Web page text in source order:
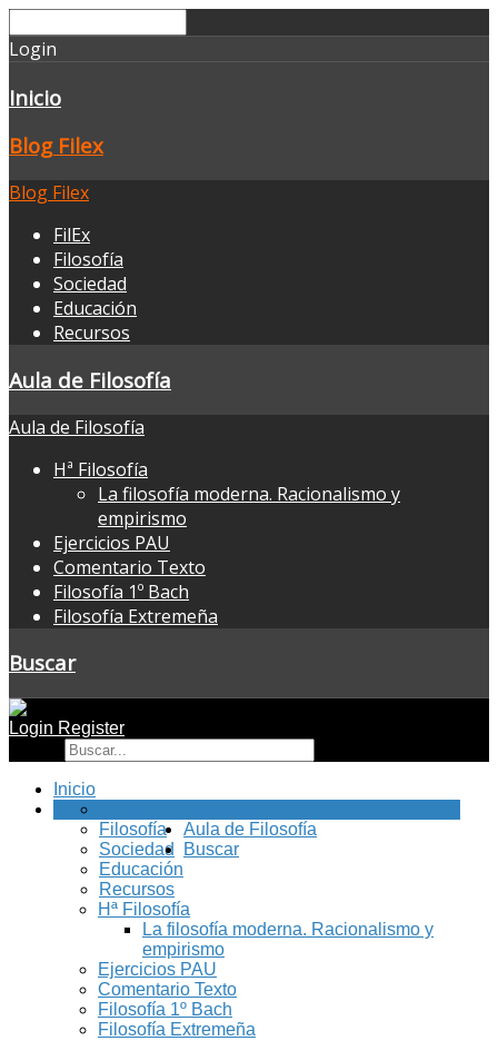
Login
Inicio
Blog Filex
Blog Filex
FilEx
Filosofía
Sociedad
Educación
Recursos
Aula de Filosofía
Aula de Filosofía
Hª Filosofía
La filosofía moderna. Racionalismo y
empirismo
Ejercicios PAU
Comentario Texto
Filosofía 1º Bach
Filosofía Extremeña
Buscar
Login Register
Inicio
Filosofía
Sociedad
Educación
Recursos
Aula de Filosofía
Hª Filosofía
La filosofía moderna. Racionalismo y
empirismo
Ejercicios PAU
Comentario Texto
Filosofía 1º Bach
Filosofía Extremeña
Buscar